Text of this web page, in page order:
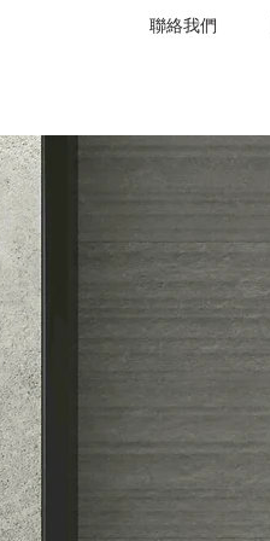
聯絡我們